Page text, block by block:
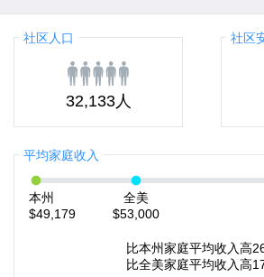
社区人口
32,133人
社区
平均家庭收入
本州
$49,179
全美
$53,000
比本州家庭平均收入高
比全美家庭平均收入高